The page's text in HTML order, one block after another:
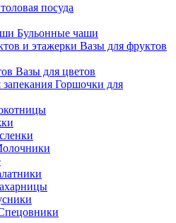
посуда
Бульонные чаши
Вазы для фруктов
Вазы для цветов
Горшочки для